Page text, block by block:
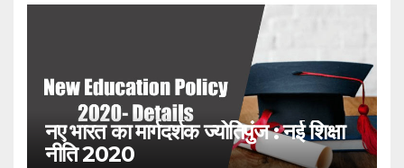
नए भारत का मार्गदर्शक ज्योतिपुंज : नई शिक्षा
नीति 2020